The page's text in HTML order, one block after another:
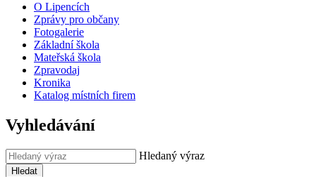
O Lipencích
Zprávy pro občany
Fotogalerie
Základní škola
Mateřská škola
Zpravodaj
Kronika
Katalog místních firem
Vyhledávání
Hledaný výraz
Hledat